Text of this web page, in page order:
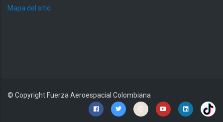
Mapa del sitio
© Copyright Fuerza Aeroespacial Colombiana